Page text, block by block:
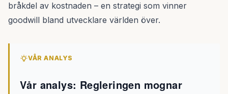
bråkdel av kostnaden – en strategi som vinner
goodwill bland utvecklare världen över.
VÅR ANALYS
Vår analys: Regleringen mognar